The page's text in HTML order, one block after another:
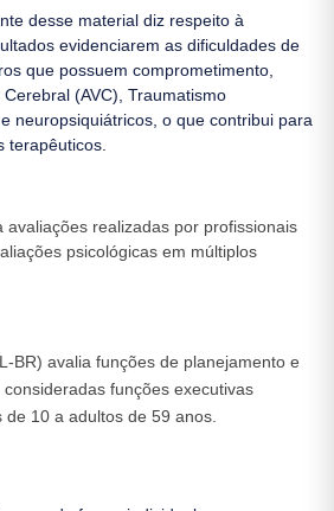
desse material diz respeito à
evidenciarem as dificuldades de
que possuem comprometimento,
(AVC), Traumatismo
neuropsiquiátricos, o que contribui para
terapêuticos.
avaliações realizadas por profissionais
psicológicas em múltiplos
BR) avalia funções de planejamento e
funções executivas
10 a adultos de 59 anos.